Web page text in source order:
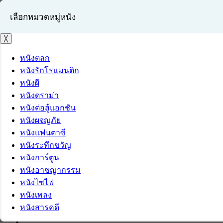
เข้าสู่ระบบ
สมัครสมาชิก
เลือกหมวดหมู่หนัง
╳
หนังตลก
หนังรักโรแมนติก
หนังผี
หนังดราม่า
หนังต่อสู้แอกชัน
หนังผจญภัย
หนังแฟนตาซี
หนังระทึกขวัญ
หนังการ์ตูน
หนังอาชญากรรม
หนังไซไฟ
หนังเพลง
หนังสารคดี